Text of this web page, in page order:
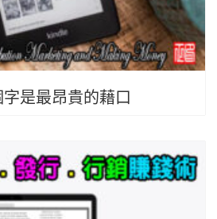
字是最昂貴的藉口